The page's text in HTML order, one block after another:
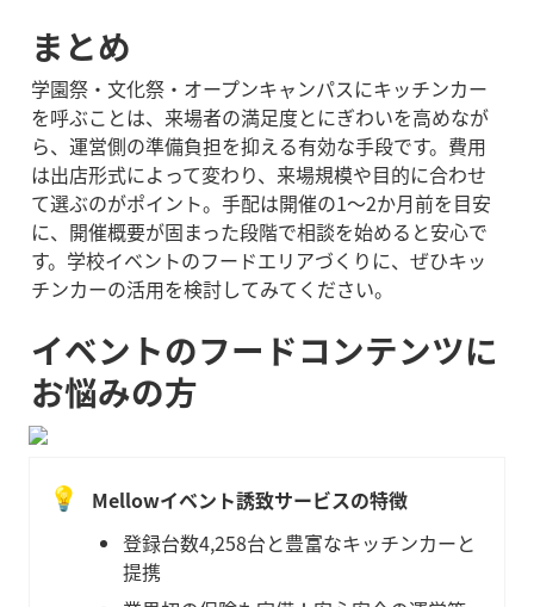
まとめ
学園祭・文化祭・オープンキャンパスにキッチンカー
を呼ぶことは、来場者の満足度とにぎわいを高めなが
ら、運営側の準備負担を抑える有効な手段です。費用
は出店形式によって変わり、来場規模や目的に合わせ
て選ぶのがポイント。手配は開催の1〜2か月前を目安
に、開催概要が固まった段階で相談を始めると安心で
す。学校イベントのフードエリアづくりに、ぜひキッ
チンカーの活用を検討してみてください。
イベントのフードコンテンツに
お悩みの方
💡
Mellowイベント誘致サービスの特徴
登録台数4,258台と豊富なキッチンカーと
提携